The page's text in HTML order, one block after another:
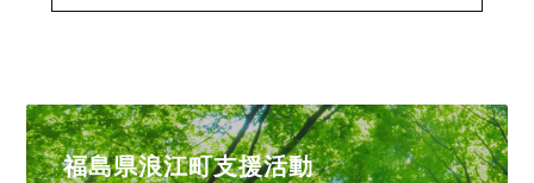
福島県浪江町支援活動